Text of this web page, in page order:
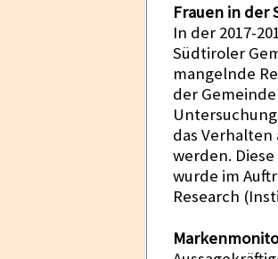
Frauen in der
In der 2017-
Südtiroler
mangelnde
der
das
werden.
wurde im
Research